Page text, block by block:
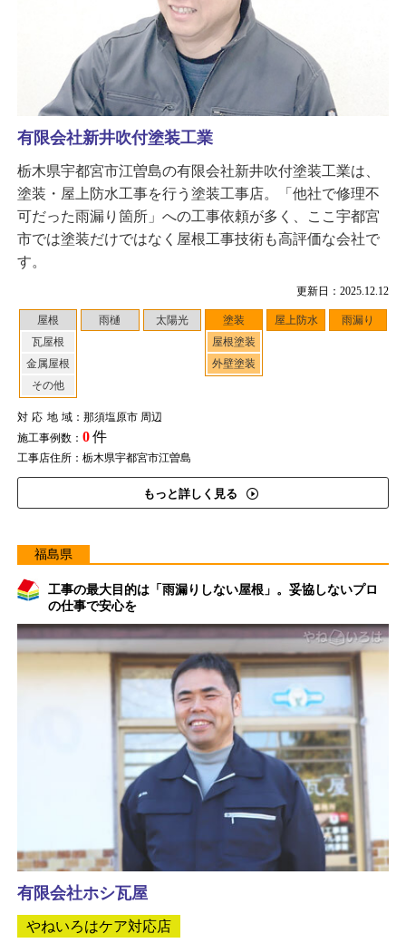
更新日：2025.12.12
屋根
瓦屋根
金属屋根
その他
雨樋 太陽光
塗装
屋根塗装
外壁塗装
屋上防水 雨漏り
対応地域：那須塩原市 周辺
施工事例数： 0件
工事店住所：栃木県宇都宮市江曽島
もっと詳しく見る
有限会社新井吹付塗装工業
栃木県宇都宮市江曽島の有限会社新井吹付塗装工業は、
塗装・屋上防水工事を行う塗装工事店。「他社で修理不
可だった雨漏り箇所」への工事依頼が多く、ここ宇都宮
市では塗装だけではなく屋根工事技術も高評価な会社で
す。
福島県
工事の最大目的は「雨漏りしない屋根」。妥協しないプロ
の仕事で安心を
有限会社ホシ瓦屋
やねいろはケア対応店